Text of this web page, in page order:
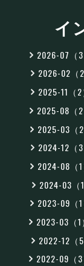
イ
2026-07（3
2026-02（2
2025-11（2
2025-08（2
2025-03（2
2024-12（3
2024-08（1
2024-03（1
2023-09（1
2023-03（1）
2022-12（5
2022-09（3